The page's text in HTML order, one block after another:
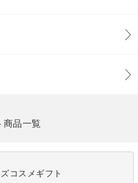
商品一覧
コスメギフト